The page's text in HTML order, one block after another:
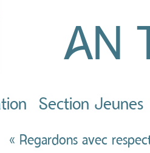
AN
Section Jeunes
« Regardons avec